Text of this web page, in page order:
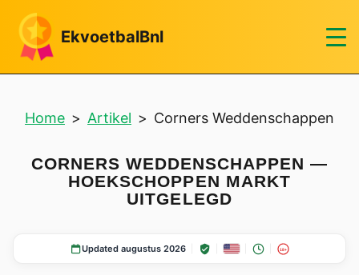
EkvoetbalBnl
Home > Artikel > Corners Weddenschappen
CORNERS WEDDENSCHAPPEN —
HOEKSCHOPPEN MARKT
UITGELEGD
Updated augustus 2026 18+